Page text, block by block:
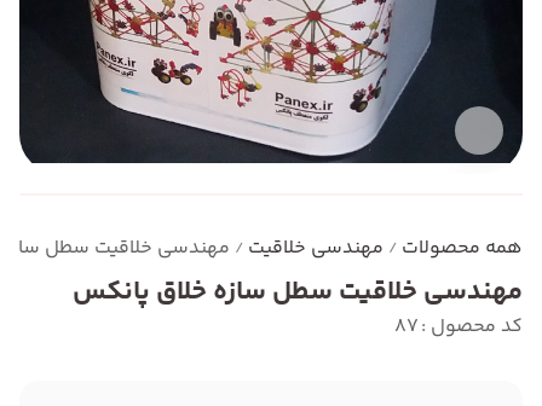
همه محصولات / مهندسی خلاقیت / مهندسی خلاقیت سطل
مهندسی خلاقیت سطل سازه خلاق پانکس
کد محصول : 87